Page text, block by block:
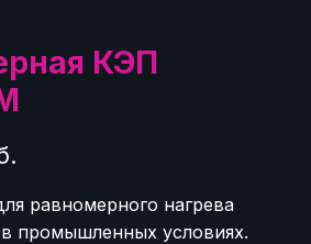
КЭП
равномерного нагрева
промышленных условиях.